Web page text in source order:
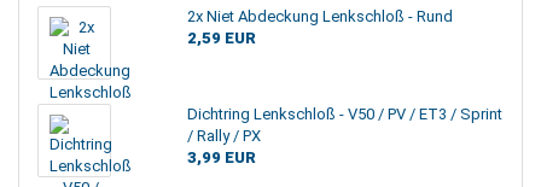
2x Niet Abdeckung Lenkschloß - Rund
2,59 EUR
Dichtring Lenkschloß - V50 / PV / ET3 / Sprint
/ Rally / PX
3,99 EUR